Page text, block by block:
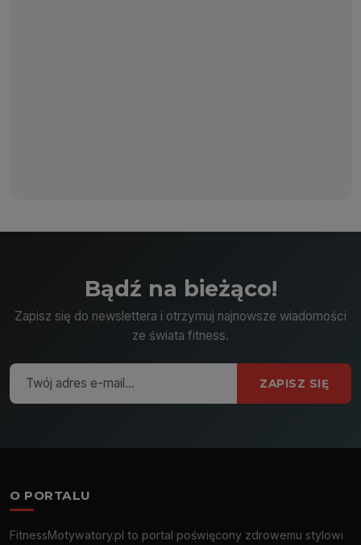
Bądź na bieżąco!
Zapisz się do newslettera i otrzymuj najnowsze wiadomości
ze świata fitness.
ZAPISZ SIĘ
O PORTALU
FitnessMotywatory.pl to portal poświęcony zdrowemu stylowi